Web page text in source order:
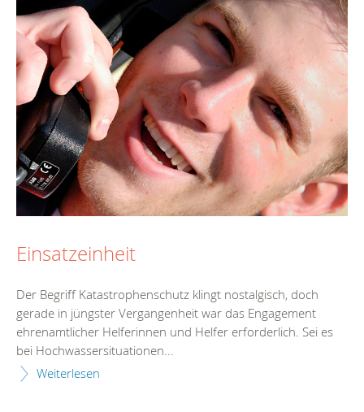
Einsatzeinheit
Der Begriff Katastrophenschutz klingt nostalgisch, doch
gerade in jüngster Vergangenheit war das Engagement
ehrenamtlicher Helferinnen und Helfer erforderlich. Sei es
bei Hochwassersituationen...
Weiterlesen